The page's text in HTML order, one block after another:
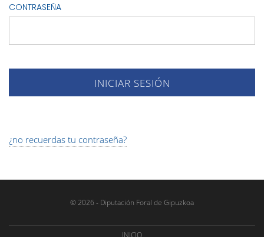
CONTRASEÑA
¿no recuerdas tu contraseña?
© 2026 - Diputación Foral de Gipuzkoa
INICIO